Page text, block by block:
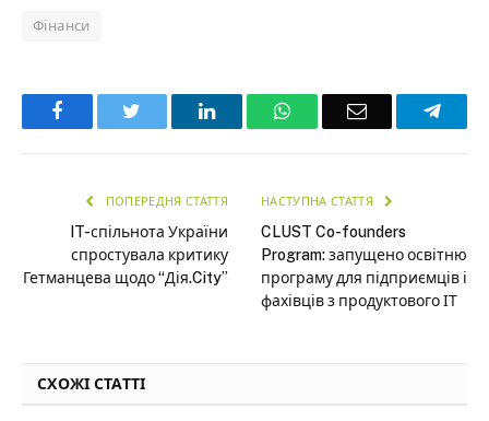
Фінанси
Facebook LinkedInWhatsAppEmail
ПОПЕРЕДНЯ СТАТТЯ
IT-спільнота України
спростувала критику
Гетманцева щодо “Дія.City”
НАСТУПНА СТАТТЯ
CLUST Co-founders
Program: запущено освітню
програму для підприємців і
фахівців з продуктового ІТ
СХОЖІ СТАТТІ